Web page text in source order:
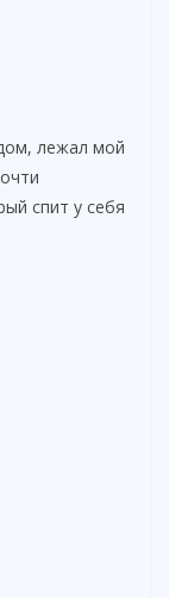
лежал мой
спит у себя